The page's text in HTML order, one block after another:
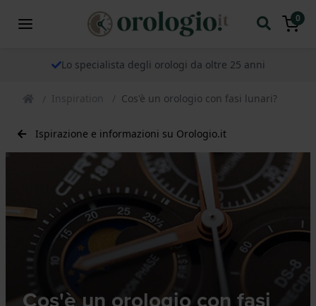
0
Lo specialista degli orologi da oltre 25 anni
Inspiration Cos'è un orologio con fasi lunari?
Ispirazione e informazioni su Orologio.it